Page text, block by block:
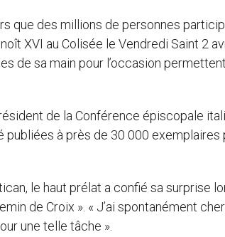
que des millions de personnes
XVI au Colisée le Vendredi Saint 2
de sa main pour l’occasion
de la Conférence épiscopale
à près de 30 000 exemplaires
le haut prélat a confié sa surprise
de Croix ». « J’ai spontanément
une telle tâche ».